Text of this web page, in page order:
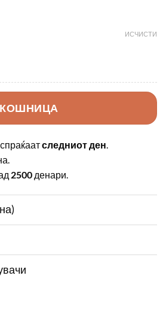
ИСЧИСТИ
следниот ден.
2500 денари.